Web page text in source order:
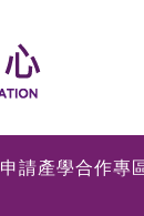
申請產學合作專